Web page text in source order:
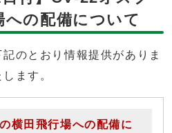
への配備について
のとおり情報提供がありま
ます。
横田飛行場への配備に